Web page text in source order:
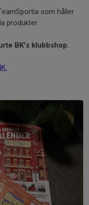
som håller
produkter.
BK's klubbshop.